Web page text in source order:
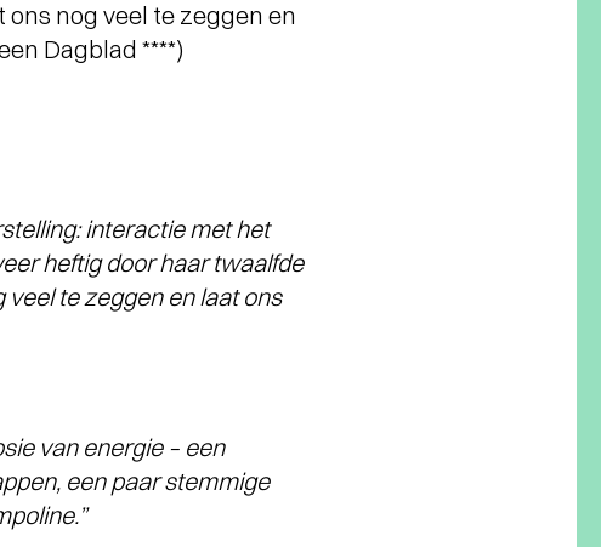
nog veel te zeggen en
Dagblad ****)
interactie met het
heftig door haar twaalfde
te zeggen en laat ons
van energie – een
een paar stemmige